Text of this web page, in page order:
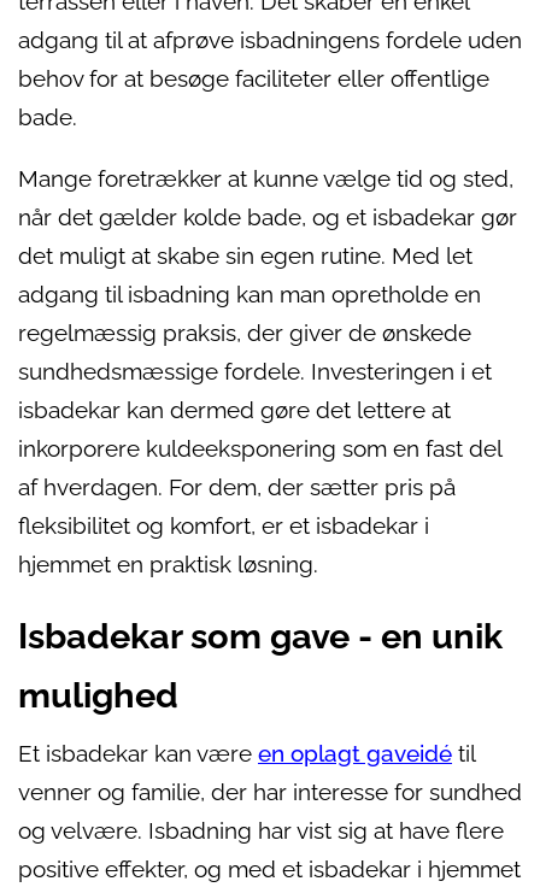
adgang til at afprøve isbadningens fordele uden
behov for at besøge faciliteter eller offentlige
bade.
Mange foretrækker at kunne vælge tid og sted,
når det gælder kolde bade, og et isbadekar gør
det muligt at skabe sin egen rutine. Med let
adgang til isbadning kan man opretholde en
regelmæssig praksis, der giver de ønskede
sundhedsmæssige fordele. Investeringen i et
isbadekar kan dermed gøre det lettere at
inkorporere kuldeeksponering som en fast del
af hverdagen. For dem, der sætter pris på
fleksibilitet og komfort, er et isbadekar i
hjemmet en praktisk løsning.
Isbadekar som gave - en unik
mulighed
Et isbadekar kan være en oplagt gaveidé til
venner og familie, der har interesse for sundhed
og velvære. Isbadning har vist sig at have flere
positive effekter, og med et isbadekar i hjemmet